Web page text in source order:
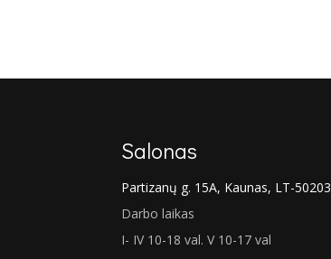
Salonas
Partizanų g. 15A, Kaunas, LT-50203
Darbo laikas
I- IV 10-18 val. V 10-17 val